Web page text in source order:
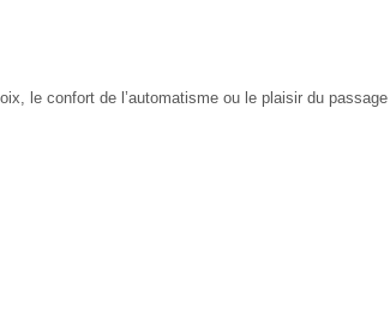
le confort de l’automatisme ou le plaisir du passage